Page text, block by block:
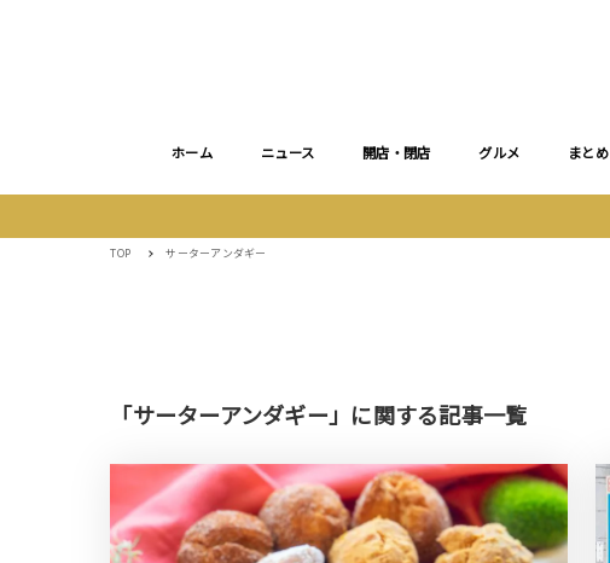
ホーム ニュース 開店・閉店 グルメ まとめ
TOP サーターアンダギー
「サーターアンダギー」に関する記事一覧